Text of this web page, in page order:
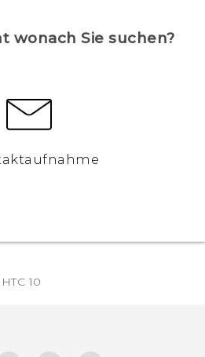
wonach Sie suchen?
HTC 10‎